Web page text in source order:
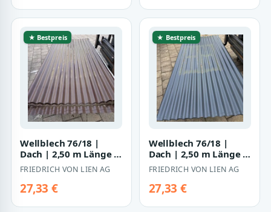
★ Bestpreis
Wellblech 76/18 |
Dach | 2,50 m Länge |
Schokoladenbraun (
RAL 8017 )
FRIEDRICH VON LIEN AG
27,33 €
★ Bestpreis
Wellblech 76/18 |
Dach | 2,50 m Länge |
Anthrazitgrau ( RAL
7016 )
FRIEDRICH VON LIEN AG
27,33 €